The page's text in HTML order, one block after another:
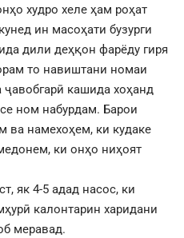
худро хеле ҳам роҳат
ин масоҳати бузурги
дили деҳқон фарёду гиря
то навиштани номаи
ҷавобгарӣ кашида хоҳанд
ном набурдам. Барои
ва намехоҳем, ки кудаке
ки онҳо ниҳоят
як 4-5 адад насос, ки
калонтарин харидани
меравад.